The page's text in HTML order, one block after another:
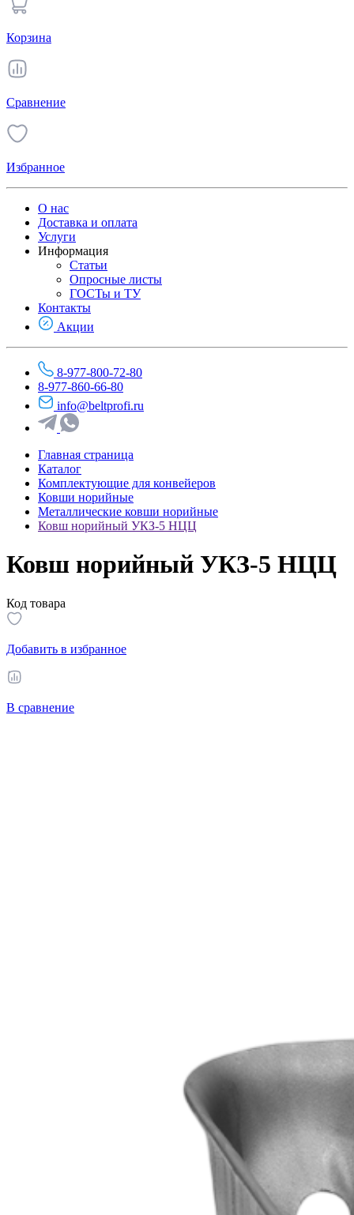
Корзина
Сравнение
Избранное
О нас
Доставка и оплата
Услуги
Информация
Статьи
Опросные листы
ГОСТы и ТУ
Контакты
Акции
8-977-800-72-80
8-977-860-66-80
info@beltprofi.ru
Главная страница
Каталог
Комплектующие для конвейеров
Ковши норийные
Металлические ковши норийные
Ковш норийный УКЗ-5 НЦЦ
Ковш норийный УКЗ-5 НЦЦ
Код товара
Добавить в избранное
В сравнение